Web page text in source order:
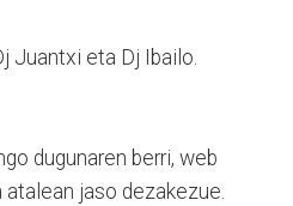
Juantxi eta Dj Ibailo.
dugunaren berri, web
jaso dezakezue.